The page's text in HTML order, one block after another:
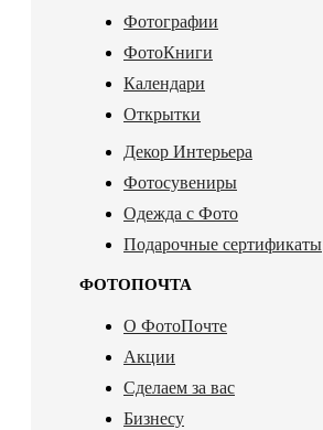
Фотографии
ФотоКниги
Календари
Открытки
Декор Интерьера
Фотосувениры
Одежда с Фото
Подарочные сертификаты
ФОТОПОЧТА
О ФотоПочте
Акции
Сделаем за вас
Бизнесу